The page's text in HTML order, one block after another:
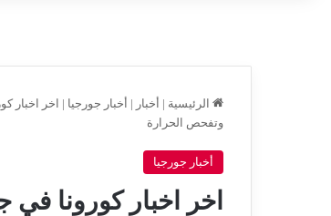
الرئيسية | أخبار | أخبار جورجيا |
وتفحص الحرارة
أخبار جورجيا